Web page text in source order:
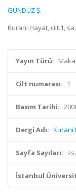
GÜNDÜZ Ş.
Kurani Hayat, cilt.1,
Yayın Türü:
Cilt numarası: 1
Basım Tarihi:
Dergi Adı: Kurani
Sayfa Sayıları:
İstanbul